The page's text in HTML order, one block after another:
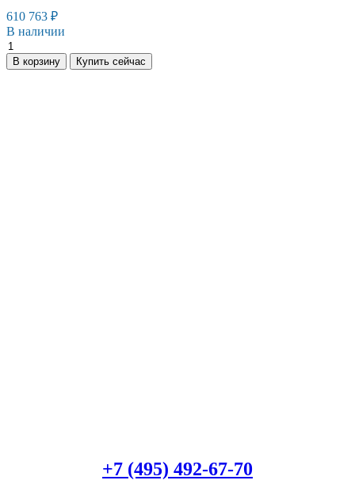
610 763 ₽
В наличии
Винтовой
компрессор
Berg
В корзину Купить сейчас
+7 (495) 492-67-70